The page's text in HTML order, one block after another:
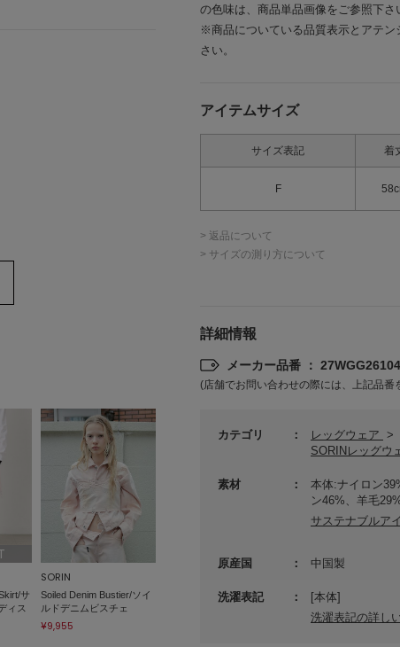
の色味は、商品単品画像をご参照下さ
※商品についている品質表示とアテ
さい。
アイテムサイズ
サイズ表記 着
F
> 返品について
> サイズの測り方について
詳細情報
メーカー品番 ：
(店舗でお問い合わせの際には、上記品番
カテゴリ レッグウェア >
SORINレッグウ
素材
本体:ナイロン
ン46%、羊毛
サステナブルア
原産国 中国製
洗濯表記
[本体]
洗濯表記の詳し
サ
ィス
SORIN
Soiled Denim Bustier/ソイ
ルドデニムビスチェ
¥9,955